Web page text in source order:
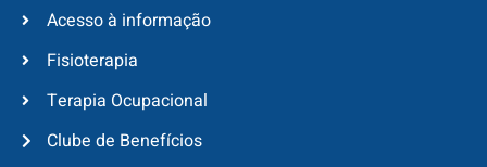
Acesso à informação
Fisioterapia
Terapia Ocupacional
Clube de Benefícios